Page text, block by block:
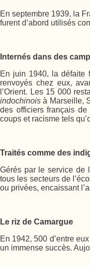
En septembre 1939, la
furent d’abord utilisés
Internés dans des
En juin 1940, la défaite
renvoyés chez eux,
l’Orient. Les 15 000
indochinois à Marseille,
des officiers français
coups et racisme tels
Traités comme des
Gérés par le service de
tous les secteurs de
ou privées, encaissant
Le riz de Camargue
En 1942, 500 d’entre
un immense succès.